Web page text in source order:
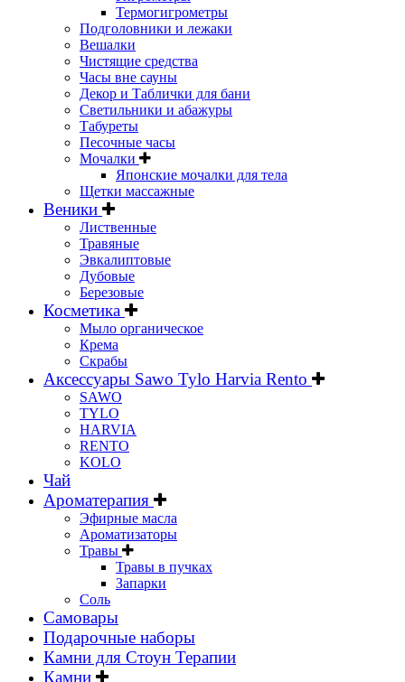
Термогигрометры
Подголовники и лежаки
Вешалки
Чистящие средства
Часы вне сауны
Декор и Таблички для бани
Светильники и абажуры
Табуреты
Песочные часы
Мочалки
Японские мочалки для тела
Щетки массажные
Веники
Лиственные
Травяные
Эвкалиптовые
Дубовые
Березовые
Косметика
Мыло органическое
Крема
Скрабы
Аксессуары Sawo Tylo Harvia Rento
SAWO
TYLO
HARVIA
RENTO
KOLO
Чай
Ароматерапия
Эфирные масла
Ароматизаторы
Травы
Травы в пучках
Запарки
Соль
Самовары
Подарочные наборы
Камни для Стоун Терапии
Камни